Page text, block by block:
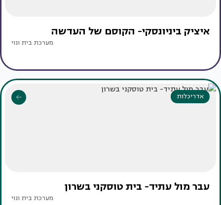
איציק ביניונסקי- הקוסם של העדשה
מערכת בית ונוי
אדריכלות
עבר מול עתיד- בית טוסקני בשרון
מערכת בית ונוי